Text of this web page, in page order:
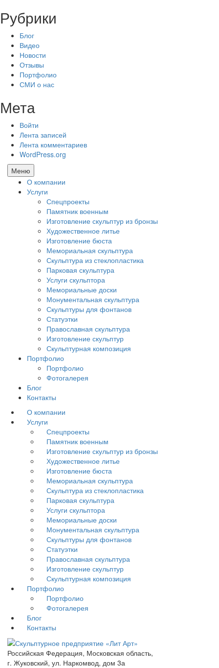
Рубрики
Блог
Видео
Новости
Отзывы
Портфолио
СМИ о нас
Мета
Войти
Лента записей
Лента комментариев
WordPress.org
Меню
О компании
Услуги
Спецпроекты
Памятник военным
Изготовление скульптур из бронзы
Художественное литье
Изготовление бюста
Мемориальная скульптура
Скульптура из стеклопластика
Парковая скульптура
Услуги скульптора
Мемориальные доски
Монументальная скульптура
Скульптуры для фонтанов
Статуэтки
Православная скульптура
Изготовление скульптур
Скульптурная композиция
Портфолио
Портфолио
Фотогалерея
Блог
Контакты
О компании
Услуги
Спецпроекты
Памятник военным
Изготовление скульптур из бронзы
Художественное литье
Изготовление бюста
Мемориальная скульптура
Скульптура из стеклопластика
Парковая скульптура
Услуги скульптора
Мемориальные доски
Монументальная скульптура
Скульптуры для фонтанов
Статуэтки
Православная скульптура
Изготовление скульптур
Скульптурная композиция
Портфолио
Портфолио
Фотогалерея
Блог
Контакты
Российская Федерация, Московская область,
г. Жуковский, ул. Наркомвод, дом 3а